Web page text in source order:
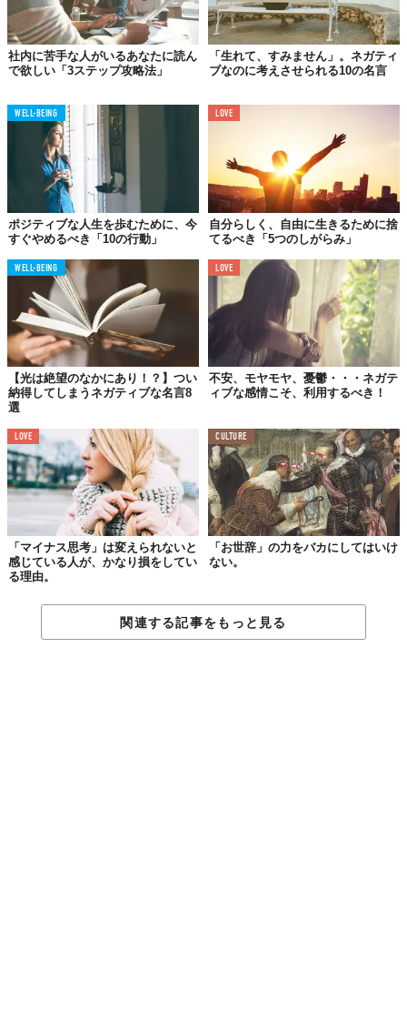
ネガティブな感情は、隙あらばあなたに近づいてきます。友だち
と会う予定や新しい趣味、ジムに通うことなど、ポジティブなこ
とで自分を忙しくして、その隙をつくらないようにしましょう。
無理やり
ポジティブにならなくていい
今の自分がネガティブになりがちだからと言って、急に変われる
わけではありません。 ステップを踏みながら徐々にポジティブに
なれれば、それでいいんです。
けることから始めてみるといいでしょう。
07.
モヤモヤ思考を
やめる
社内に苦手な人がいるあなたに読ん
で欲しい「3ステップ攻略法」
「生れて、すみません」。ネガティ
ブなのに考えさせられる10の名言
WELL-BEING
ポジティブな人生を歩むために、今
すぐやめるべき「10の行動」
LOVE
自分らしく、自由に生きるために捨
てるべき「5つのしがらみ」
WELL-BEING
【光は絶望のなかにあり！？】つい
納得してしまうネガティブな名言8
選
LOVE
不安、モヤモヤ、憂鬱・・・ネガテ
ィブな感情こそ、利用するべき！
LOVE
「マイナス思考」は変えられないと
感じている人が、かなり損をしてい
る理由。
CULTURE
「お世辞」の力をバカにしてはいけ
ない。
関連する記事をもっと見る